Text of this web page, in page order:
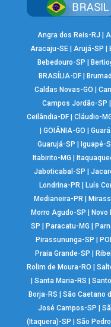
Angra dos Reis-RJ
Aracaju-SE |Arujá-SP
Bebedouro-SP
BRASÍLIA-DF|
Caldas Novas-GO
|
Campos Jordão-SP
Ceilândia-DF| Cláudio-
GOIÂNIA-GO
Guarujá-SP
Iguapé-
Itabirito-MG
Jaboticabal-SP
Londrina-PR| Luís
Medianeira-PR
Morro Agudo-SP
SP
Paracatu-MG
Pirassununga-SP
Praia Grande-SP
Rolim de Moura-RO
|Santa Maria-RS |
Borja-RS
|São Caetano
José Campos-SP
|
(Itaquera)-SP
|São